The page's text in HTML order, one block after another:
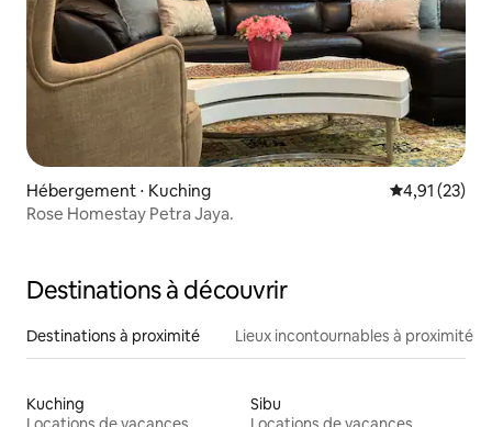
Hébergement ⋅ Kuching Évaluation
4,91 (23)
Rose Homestay Petra Jaya.
Destinations à découvrir
Destinations à proximité Lieux incontournables à proximité
Kuching
Sibu